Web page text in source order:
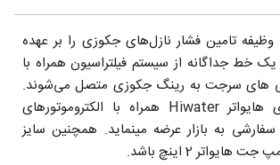
تامین فشار نازل‌های جکوزی را بر عهده
خط جداگانه از سیستم فیلتراسیون همراه با
های سرجت به رینگ جکوزی متصل می‌شوند.
پمپ جت جکوزی هایواتر Hiwater همراه با الکتروموتورهای
به بازار عرضه مینماید. همچنین سایز
2 اینچ باشد.